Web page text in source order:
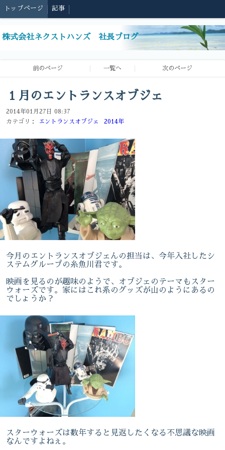
トップページ 記事
株式会社ネクストハンズ 社長ブログ
前のページ 一覧へ 次のページ
１月のエントランスオブジェ
2014年01月27日 08:37
カテゴリ：
エントランスオブジェ 2014年
今月のエントランスオブジェんの担当は、今年入社したシ
ステムグループの糸魚川君です。
映画を見るのが趣味のようで、オブジェのテーマもスター
ウォーズです。家にはこれ系のグッズが山のようにあるの
でしょうか？
スターウォーズは数年すると見返したくなる不思議な映画
なんですよねぇ。